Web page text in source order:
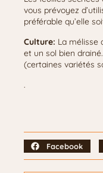
vous prévoyez
préférable qu’elle
Culture: La mélisse
et un sol bien
(certaines variétés
.
Facebook